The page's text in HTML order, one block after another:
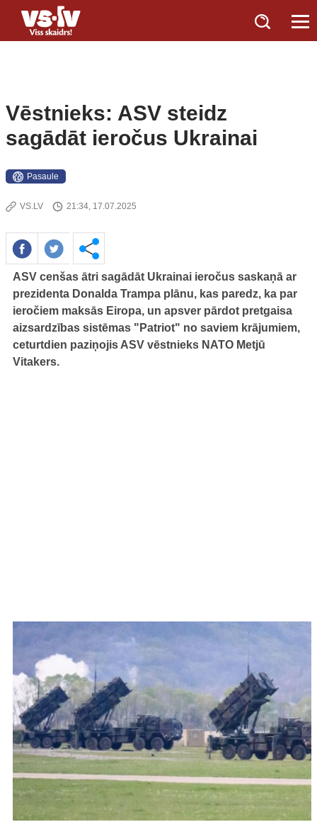
Vēstnieks: ASV steidz
sagādāt ieročus Ukrainai
Pasaule
VS.LV 21:34, 17.07.2025
ASV cenšas ātri sagādāt Ukrainai ieročus saskaņā ar
prezidenta Donalda Trampa plānu, kas paredz, ka par
ieročiem maksās Eiropa, un apsver pārdot pretgaisa
aizsardzības sistēmas "Patriot" no saviem krājumiem,
ceturtdien paziņojis ASV vēstnieks NATO Metjū
Vitakers.